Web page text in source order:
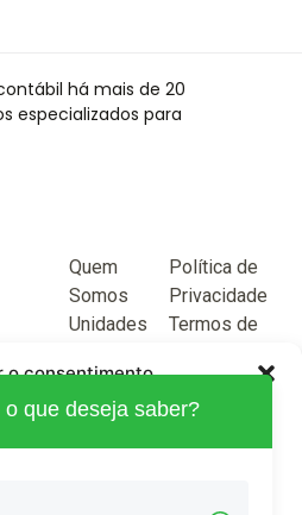
o consentimento
usamos tecnologias como
informações do dispositivo. O
nos permitirá processar dados
ou IDs exclusivos neste site. Não
pode afetar negativamente certos
há mais de 20
especializados para
Quem
Somos
Unidades
Blog
Junte-se a
Política de
Privacidade
Termos de
o que deseja saber?